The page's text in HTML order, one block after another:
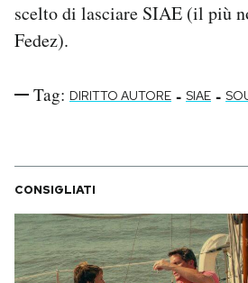
scelto di lasciare SIAE (il più
Fedez).
Tag: DIRITTO AUTORE - SIAE -
CONSIGLIATI